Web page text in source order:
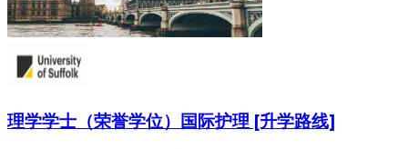
理学学士（荣誉学位）国际护理 [升学路线]